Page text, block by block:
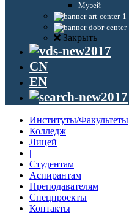
Музей
Закрыть
CN
EN
Институты/Факультеты
Колледж
Лицей
|
Студентам
Аспирантам
Преподавателям
Спецпроекты
Контакты